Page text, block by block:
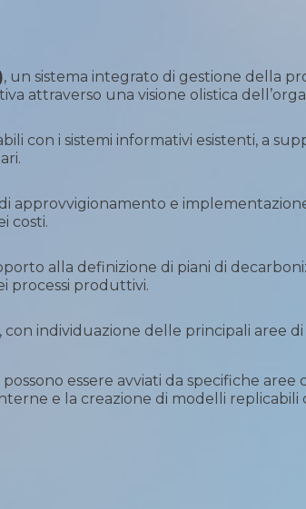
, un sistema integrato di gestione della
attraverso una visione olistica
con i sistemi informativi esistenti, a
approvvigionamento e
costi.
alla definizione di piani di
processi produttivi.
individuazione delle principali aree
essere avviati da specifiche aree
e la creazione di modelli replicabili